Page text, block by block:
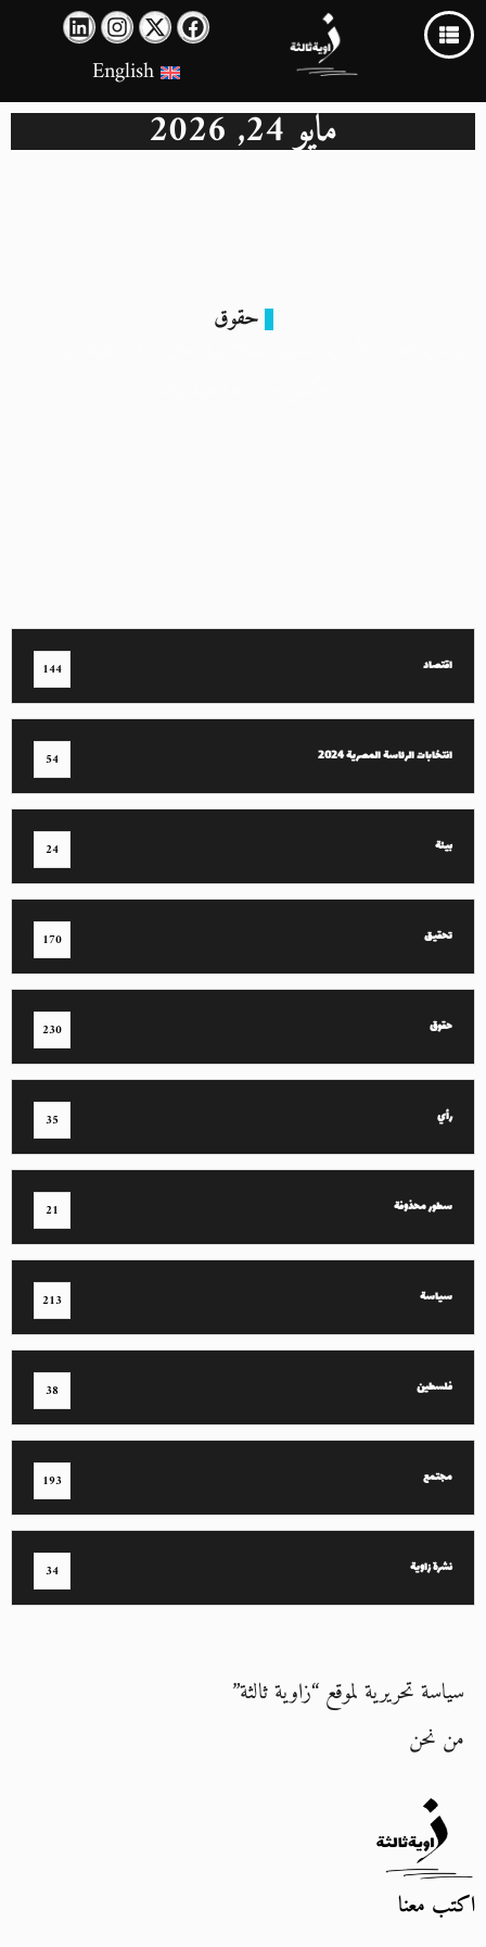
English
مايو 24, 2026
حقوق
اقتصاد 144
انتخابات الرئاسة المصرية 2024 54
بيئة 24
تحقيق 170
حقوق 230
رأي 35
سطور محذوفة 21
سياسة 213
فلسطين 38
مجتمع 193
نشرة زاوية 34
سياسة تحريرية لموقع “زاوية ثالثة”
من نحن
اكتب معنا